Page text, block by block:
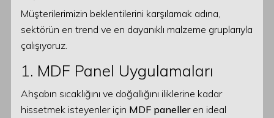
Müşterilerimizin beklentilerini karşılamak adına,
sektörün en trend ve en dayanıklı malzeme gruplarıyla
çalışıyoruz.
1. MDF Panel Uygulamaları
Ahşabın sıcaklığını ve doğallığını iliklerine kadar
hissetmek isteyenler için MDF panelleren ideal